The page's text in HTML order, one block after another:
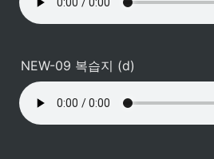
NEW-09 복습지 (d)